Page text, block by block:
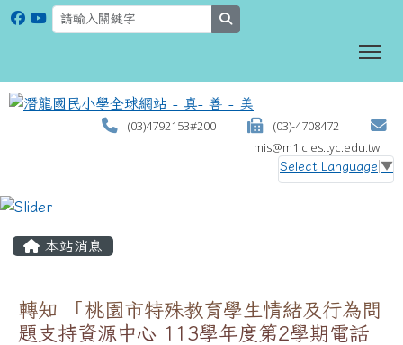
(03)4792153#200
(03)-4708472
mis@m1.cles.tyc.edu.tw
Select Language ▼
本站消息
轉知 「桃園市特殊教育學生情緒及行為問
題支持資源中心 113學年度第2學期電話